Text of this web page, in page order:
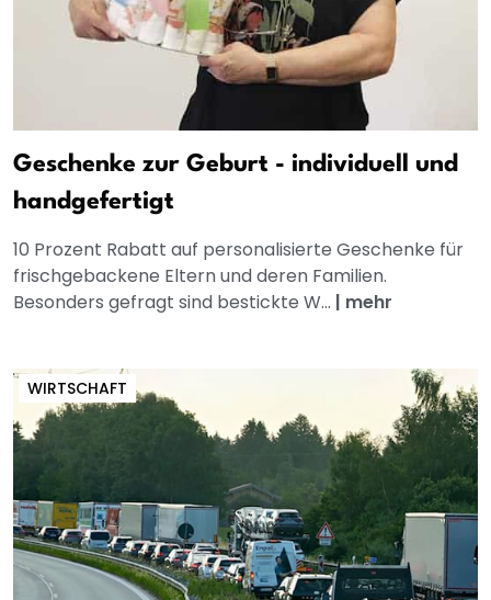
Geschenke zur Geburt - individuell und
handgefertigt
10 Prozent Rabatt auf personalisierte Geschenke für
frischgebackene Eltern und deren Familien.
Besonders gefragt sind bestickte W... | mehr
WIRTSCHAFT